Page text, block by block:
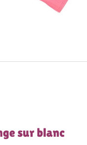
sur blanc